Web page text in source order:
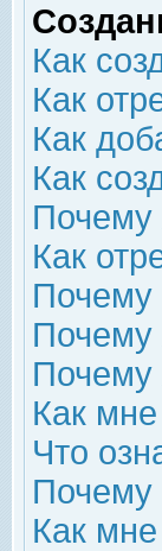
Как
Как
Как
Как
Почему
Как
Почему
Почему
Почему
Как
Что
Почему
Как